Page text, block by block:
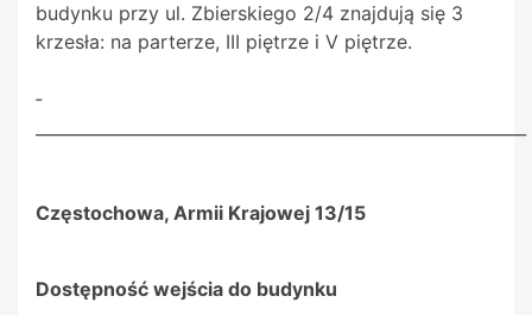
budynku przy ul. Zbierskiego 2/4 znajdują się 3
krzesła: na parterze, III piętrze i V piętrze.
­­­­­­­­­­­­­
Częstochowa, Armii Krajowej 13/15
Dostępność wejścia do budynku